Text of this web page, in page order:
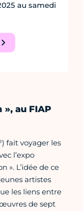
au samedi
au FIAP
) fait voyager les
l’expo
». L’idée de ce
artistes
les liens entre
de sept